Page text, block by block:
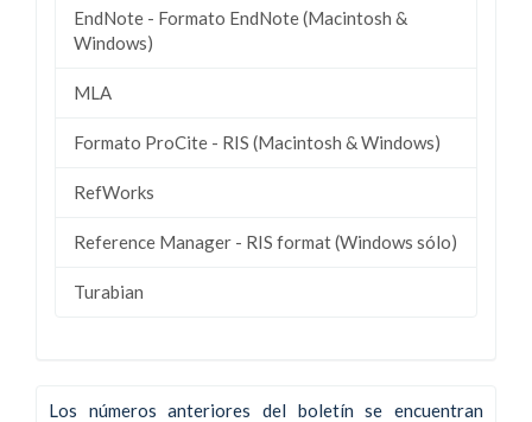
EndNote - Formato EndNote (Macintosh &
Windows)
MLA
Formato ProCite - RIS (Macintosh & Windows)
RefWorks
Reference Manager - RIS format (Windows sólo)
Turabian
Los números anteriores del boletín se encuentran